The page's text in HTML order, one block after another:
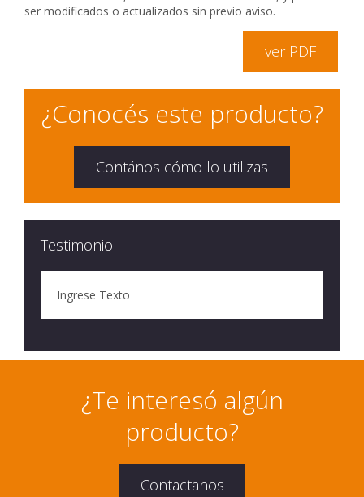
ser modificados o actualizados sin previo aviso.
ver PDF
¿Conocés este producto?
Contános cómo lo utilizas
Testimonio
Ingrese Texto
¿Te interesó algún
producto?
Contactanos